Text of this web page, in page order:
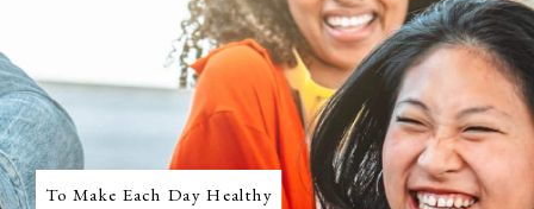
To Make Each Day Healthy